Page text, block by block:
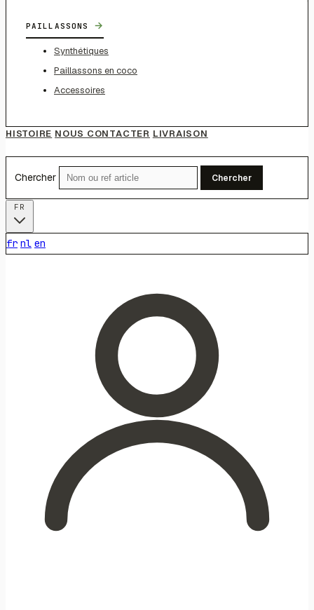
PAILLASSONS →
Synthétiques
Paillassons en coco
Accessoires
HISTOIRE NOUS CONTACTER LIVRAISON
Chercher Chercher
fr nl en